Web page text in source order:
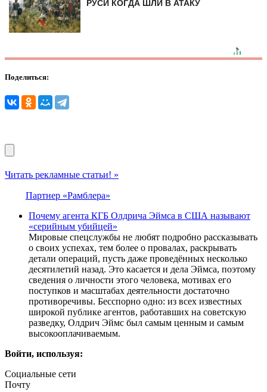
РУСИ КОГДА ШЛИ В АТАКУ
Поделиться:
Читать рекламные статьи! »
Партнер «Рамблера»
Почему агента КГБ Олдрича Эймса в США называют
«серийным убийцей»
Мировые спецслужбы не любят подробно рассказывать
о своих успехах, тем более о провалах, раскрывать
детали операций, пусть даже проведённых несколько
десятилетий назад. Это касается и дела Эймса, поэтому
сведения о личности этого человека, мотивах его
поступков и масштабах деятельности достаточно
противоречивы. Бесспорно одно: из всех известных
широкой публике агентов, работавших на советскую
разведку, Олдрич Эймс был самым ценным и самым
высокооплачиваемым.
Войти, используя:
Социальные сети
Почту